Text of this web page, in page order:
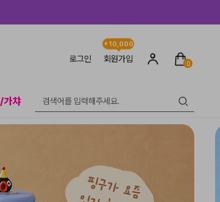
로그인 회원가입
+10,000
0
가챠